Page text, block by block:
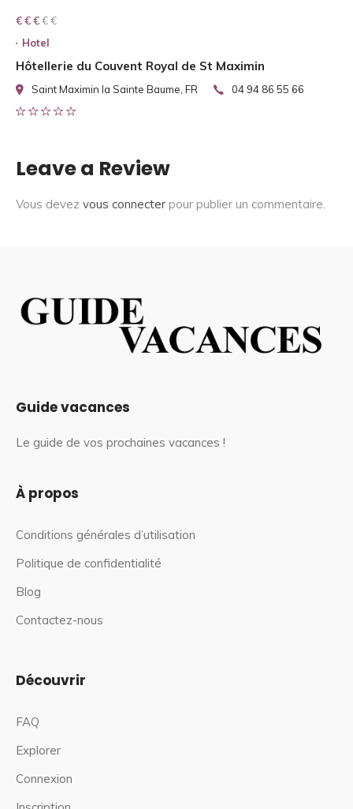
€ € € € €
€ € €
Hotel
Hôtellerie du Couvent Royal de St Maximin
Saint Maximin la Sainte Baume, FR 04 94 86 55 66
Leave a Review
Vous devez vous connecter pour publier un commentaire.
Guide vacances
Le guide de vos prochaines vacances !
À propos
Conditions générales d’utilisation
Politique de confidentialité
Blog
Contactez-nous
Découvrir
FAQ
Explorer
Connexion